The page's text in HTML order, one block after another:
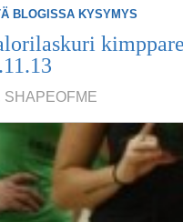
BLOGISSA KYSYMYS
SHAPEOFME